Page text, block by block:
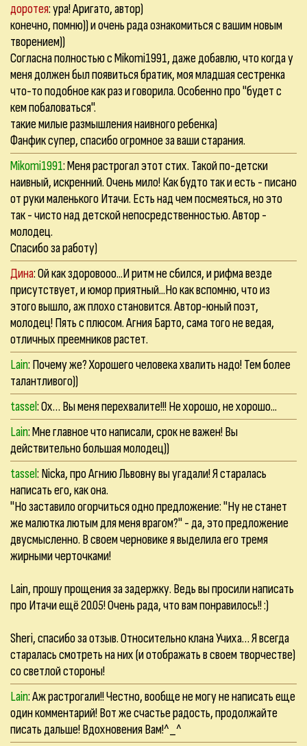
доротея: ура! Аригато, автор)
конечно, помню)) и очень рада ознакомиться с вашим новым
творением))
Согласна полностью с Mikomi1991, даже добавлю, что когда у
меня должен был появиться братик, моя младшая сестренка
что-то подобное как раз и говорила. Особенно про "будет с
кем побаловаться".
такие милые размышления наивного ребенка)
Фанфик супер, спасибо огромное за ваши старания.
Mikomi1991: Меня растрогал этот стих. Такой по-детски
наивный, искренний. Очень мило! Как будто так и есть - писано
от руки маленького Итачи. Есть над чем посмеяться, но это
так - чисто над детской непосредственностью. Автор -
молодец.
Спасибо за работу)
Дина: Ой как здоровооо...И ритм не сбился, и рифма везде
присутствует, и юмор приятный...Но как вспомню, что из
этого вышло, аж плохо становится. Автор-юный поэт,
молодец! Пять с плюсом. Агния Барто, сама того не ведая,
отличных преемников растет.
Lain: Почему же? Хорошего человека хвалить надо! Тем более
талантливого))
tassel: Ох… Вы меня перехвалите!!! Не хорошо, не хорошо...
Lain: Мне главное что написали, срок не важен! Вы
действительно большая молодец))
tassel: Nicka, про Агнию Львовну вы угадали! Я старалась
написать его, как она.
"Но заставило огорчиться одно предложение: "Ну не станет
же малютка лютым для меня врагом?" - да, это предложение
двусмысленно. В своем черновике я выделила его тремя
жирными черточками!
Lain, прошу прощения за задержку. Ведь вы просили написать
про Итачи ещё 20.05! Очень рада, что вам понравилось!! :)
Sheri, спасибо за отзыв. Относительно клана Учиха… Я всегда
старалась смотреть на них (и отображать в своем творчестве)
со светлой стороны!
Lain: Аж растрогали!! Честно, вообще не могу не написать еще
один комментарий! Вот же счастье радость, продолжайте
писать дальше! Вдохновения Вам!^_^